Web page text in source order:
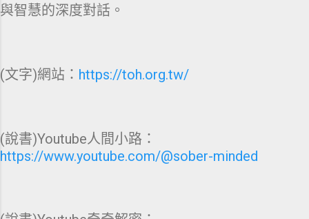
與智慧的深度對話。
(文字)網站： https://toh.org.tw/
(說書)Youtube人間小路：
https://www.youtube.com/@sober-minded